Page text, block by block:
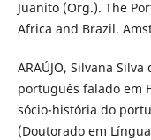
Juanito (Org.). The
Africa and Brazil.
ARAÚJO, Silvana
português falado em
sócio-história do
(Doutorado em